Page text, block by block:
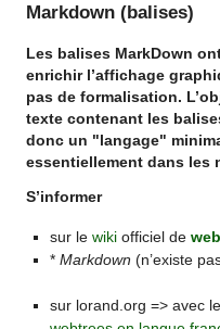
Markdown (balises)
Les balises MarkDown
enrichir l’affichage
pas de formalisation.
texte contenant les
donc un "langage"
essentiellement dans les
S’informer
sur le wikiofficiel de
* Markdown (n’existe
sur lorand.org => avec le